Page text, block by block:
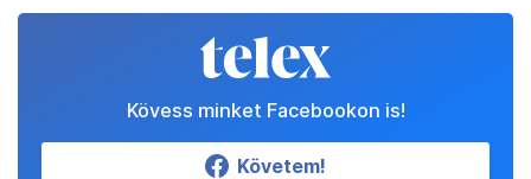
Kövess minket Facebookon is!
Követem!